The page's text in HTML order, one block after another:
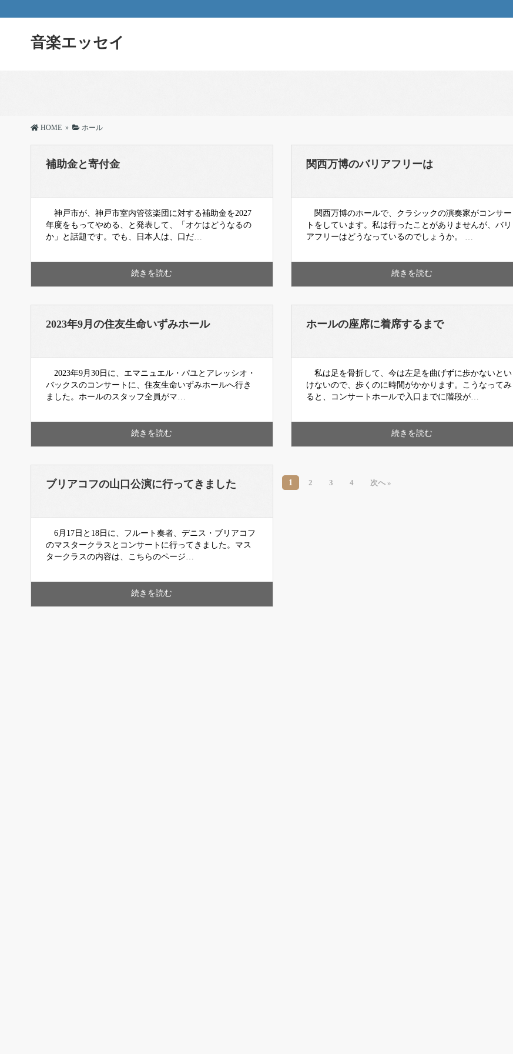
音楽エッセイ
HOME » ホール
補助金と寄付金
神戸市が、神戸市室内管弦楽団に対する補助金を2027
年度をもってやめる、と発表して、「オケはどうなるの
か」と話題です。でも、日本人は、口だ…
続きを読む
関西万博のバリアフリーは
関西万博のホールで、クラシックの演奏家がコンサー
トをしています。私は行ったことがありませんが、バリ
アフリーはどうなっているのでしょうか。 …
続きを読む
2023年9月の住友生命いずみホール
2023年9月30日に、エマニュエル・パユとアレッシオ・
バックスのコンサートに、住友生命いずみホールへ行き
ました。ホールのスタッフ全員がマ…
続きを読む
ホールの座席に着席するまで
私は足を骨折して、今は左足を曲げずに歩かないとい
けないので、歩くのに時間がかかります。こうなってみ
ると、コンサートホールで入口までに階段が…
続きを読む
ブリアコフの山口公演に行ってきました
6月17日と18日に、フルート奏者、デニス・ブリアコフ
のマスタークラスとコンサートに行ってきました。マス
タークラスの内容は、こちらのページ…
続きを読む
1 2 3 4 次へ »